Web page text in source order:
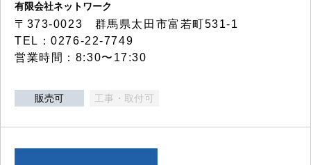
有限会社ネットワーク
〒373-0023 群馬県太田市富若町531-1
TEL：0276-22-7749
営業時間：8:30〜17:30
販売可 工事・取付可